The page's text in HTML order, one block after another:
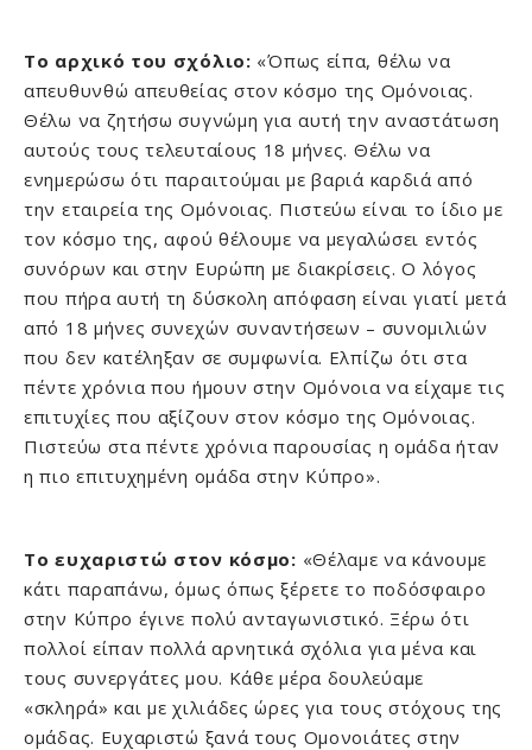
Το αρχικό του σχόλιο: «Όπως είπα, θέλω να
απευθυνθώ απευθείας στον κόσμο της Ομόνοιας.
Θέλω να ζητήσω συγνώμη για αυτή την αναστάτωση
αυτούς τους τελευταίους 18 μήνες. Θέλω να
ενημερώσω ότι παραιτούμαι με βαριά καρδιά από
την εταιρεία της Ομόνοιας. Πιστεύω είναι το ίδιο με
τον κόσμο της, αφού θέλουμε να μεγαλώσει εντός
συνόρων και στην Ευρώπη με διακρίσεις. Ο λόγος
που πήρα αυτή τη δύσκολη απόφαση είναι γιατί μετά
από 18 μήνες συνεχών συναντήσεων – συνομιλιών
που δεν κατέληξαν σε συμφωνία. Ελπίζω ότι στα
πέντε χρόνια που ήμουν στην Ομόνοια να είχαμε τις
επιτυχίες που αξίζουν στον κόσμο της Ομόνοιας.
Πιστεύω στα πέντε χρόνια παρουσίας η ομάδα ήταν
η πιο επιτυχημένη ομάδα στην Κύπρο».
Το ευχαριστώ στον κόσμο: «Θέλαμε να κάνουμε
κάτι παραπάνω, όμως όπως ξέρετε το ποδόσφαιρο
στην Κύπρο έγινε πολύ ανταγωνιστικό. Ξέρω ότι
πολλοί είπαν πολλά αρνητικά σχόλια για μένα και
τους συνεργάτες μου. Κάθε μέρα δουλεύαμε
«σκληρά» και με χιλιάδες ώρες για τους στόχους της
ομάδας. Ευχαριστώ ξανά τους Ομονοιάτες στην